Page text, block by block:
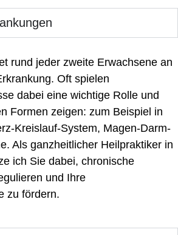
rund jeder zweite Erwachsene an
Oft spielen
dabei eine wichtige Rolle und
Formen zeigen: zum Beispiel in
Kreislauf-System, Magen-Darm-
Als ganzheitlicher Heilpraktiker in
ich Sie dabei, chronische
und Ihre
zu fördern.